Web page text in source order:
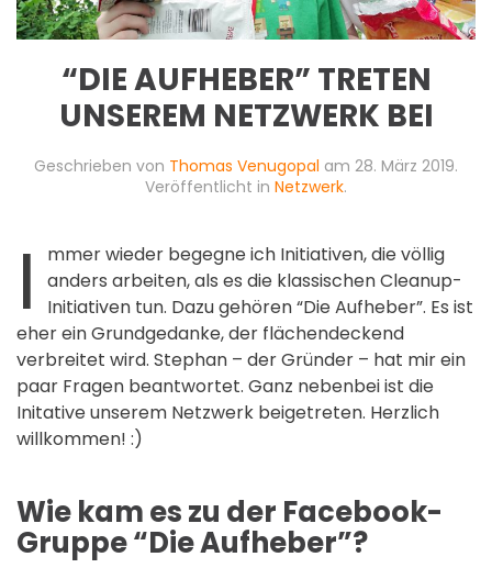
“DIE AUFHEBER” TRETEN
UNSEREM NETZWERK BEI
Geschrieben von Thomas Venugopal am 28. März 2019.
Veröffentlicht in Netzwerk.
I
mmer wieder begegne ich Initiativen, die völlig
anders arbeiten, als es die klassischen Cleanup-
Initiativen tun. Dazu gehören “Die Aufheber”. Es ist
eher ein Grundgedanke, der flächendeckend
verbreitet wird. Stephan – der Gründer – hat mir ein
paar Fragen beantwortet. Ganz nebenbei ist die
Initative unserem Netzwerk beigetreten. Herzlich
willkommen! :)
Wie kam es zu der Facebook-
Gruppe “Die Aufheber”?